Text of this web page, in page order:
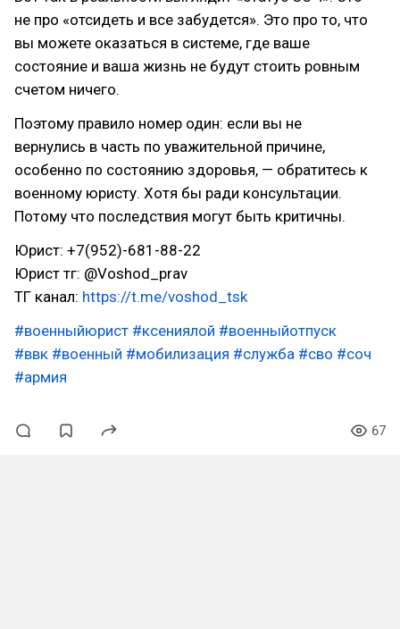
не про «отсидеть и все забудется». Это про то, что
вы можете оказаться в системе, где ваше
состояние и ваша жизнь не будут стоить ровным
счетом ничего.
Поэтому правило номер один: если вы не
вернулись в часть по уважительной причине,
особенно по состоянию здоровья, — обратитесь к
военному юристу. Хотя бы ради консультации.
Потому что последствия могут быть критичны.
Юрист: +7(952)-681-88-22
Юрист тг: @Voshod_prav
ТГ канал: https://t.me/voshod_tsk
#военныйюрист #ксениялой #военныйотпуск
#ввк #военный #мобилизация #служба #сво #соч
#армия
67